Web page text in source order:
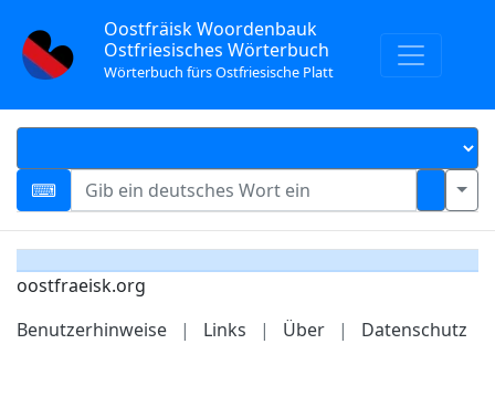
Oostfräisk Woordenbauk
Ostfriesisches Wörterbuch
Wörterbuch fürs Ostfriesische Platt
oostfraeisk.org
Benutzerhinweise
| Links | Über | Datenschutz